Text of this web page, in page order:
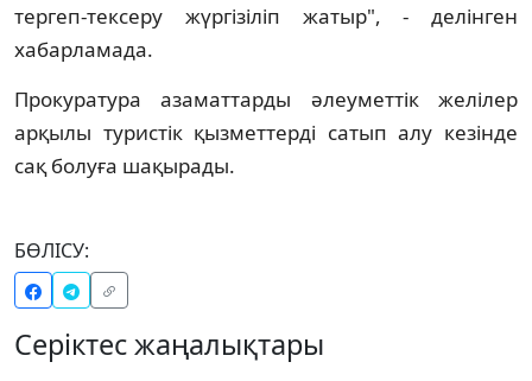
тергеп-тексеру жүргізіліп жатыр", - делінген
хабарламада.
Прокуратура азаматтарды әлеуметтік желілер
арқылы туристік қызметтерді сатып алу кезінде
сақ болуға шақырады.
БӨЛІСУ:
Серіктес жаңалықтары